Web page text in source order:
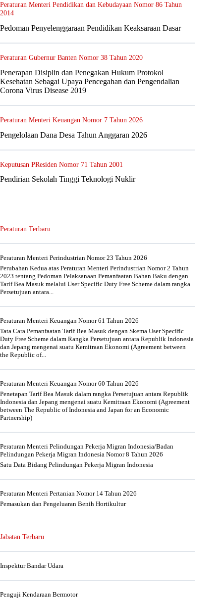
Peraturan Menteri Pendidikan dan Kebudayaan Nomor 86 Tahun
2014
Pedoman Penyelenggaraan Pendidikan Keaksaraan Dasar
Peraturan Gubernur Banten Nomor 38 Tahun 2020
Penerapan Disiplin dan Penegakan Hukum Protokol
Kesehatan Sebagai Upaya Pencegahan dan Pengendalian
Corona Virus Disease 2019
Peraturan Menteri Keuangan Nomor 7 Tahun 2026
Pengelolaan Dana Desa Tahun Anggaran 2026
Keputusan PResiden Nomor 71 Tahun 2001
Pendirian Sekolah Tinggi Teknologi Nuklir
Peraturan Terbaru
Peraturan Menteri Perindustrian Nomor 23 Tahun 2026
Perubahan Kedua atas Peraturan Menteri Perindustrian Nomor 2 Tahun
2023 tentang Pedoman Pelaksanaan Pemanfaatan Bahan Baku dengan
Tarif Bea Masuk melalui User Specific Duty Free Scheme dalam rangka
Persetujuan antara...
Peraturan Menteri Keuangan Nomor 61 Tahun 2026
Tata Cara Pemanfaatan Tarif Bea Masuk dengan Skema User Specific
Duty Free Scheme dalam Rangka Persetujuan antara Republik Indonesia
dan Jepang mengenai suatu Kemitraan Ekonomi (Agreement between
the Republic of...
Peraturan Menteri Keuangan Nomor 60 Tahun 2026
Penetapan Tarif Bea Masuk dalam rangka Persetujuan antara Republik
Indonesia dan Jepang mengenai suatu Kemitraan Ekonomi (Agreement
between The Republic of Indonesia and Japan for an Economic
Partnership)
Peraturan Menteri Pelindungan Pekerja Migran Indonesia/Badan
Pelindungan Pekerja Migran Indonesia Nomor 8 Tahun 2026
Satu Data Bidang Pelindungan Pekerja Migran Indonesia
Peraturan Menteri Pertanian Nomor 14 Tahun 2026
Pemasukan dan Pengeluaran Benih Hortikultur
Jabatan Terbaru
Inspektur Bandar Udara
Penguji Kendaraan Bermotor